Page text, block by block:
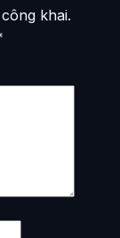
khai.